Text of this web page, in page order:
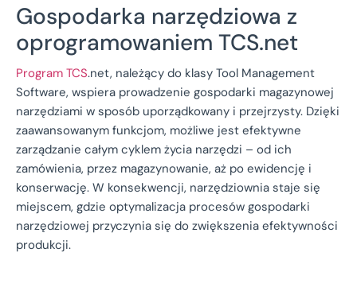
Gospodarka narzędziowa z
oprogramowaniem TCS.net
Program TCS.net, należący do klasy Tool Management
Software, wspiera prowadzenie gospodarki magazynowej
narzędziami w sposób uporządkowany i przejrzysty. Dzięki
zaawansowanym funkcjom, możliwe jest efektywne
zarządzanie całym cyklem życia narzędzi – od ich
zamówienia, przez magazynowanie, aż po ewidencję i
konserwację. W konsekwencji, narzędziownia staje się
miejscem, gdzie optymalizacja procesów gospodarki
narzędziowej przyczynia się do zwiększenia efektywności
produkcji.